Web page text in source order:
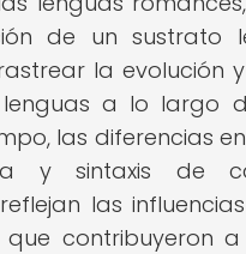
de un sustrato
la evolución
a lo largo
las diferencias
y sintaxis de
las
que contribuyeron